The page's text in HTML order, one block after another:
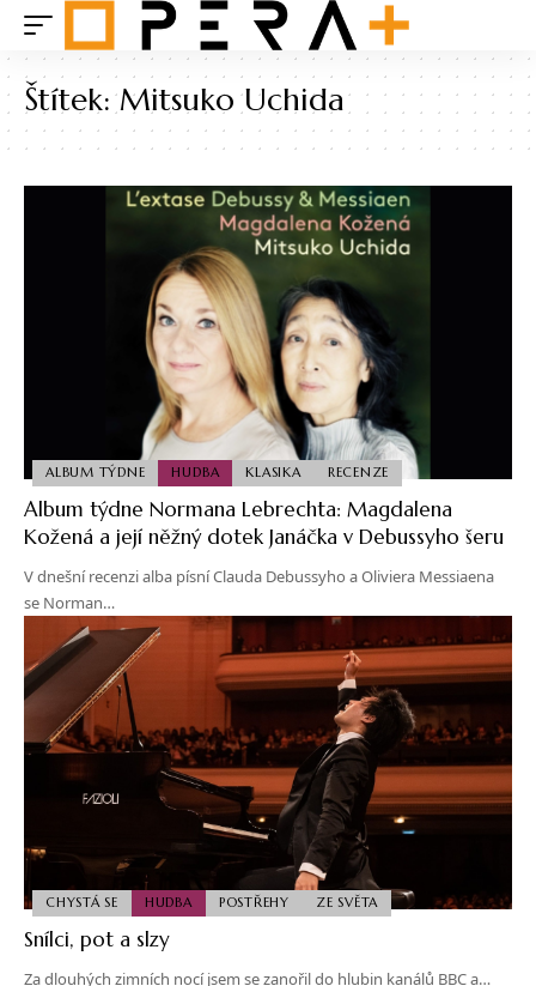
Štítek:Mitsuko Uchida
ALBUM TÝDNE HUDBA KLASIKA RECENZE
Album týdne Normana Lebrechta: Magdalena
Kožená a její něžný dotek Janáčka v Debussyho šeru
V dnešní recenzi alba písní Clauda Debussyho a Oliviera Messiaena
se Norman…
CHYSTÁ SE HUDBA POSTŘEHY ZE SVĚTA
Snílci, pot a slzy
Za dlouhých zimních nocí jsem se zanořil do hlubin kanálů BBC a…